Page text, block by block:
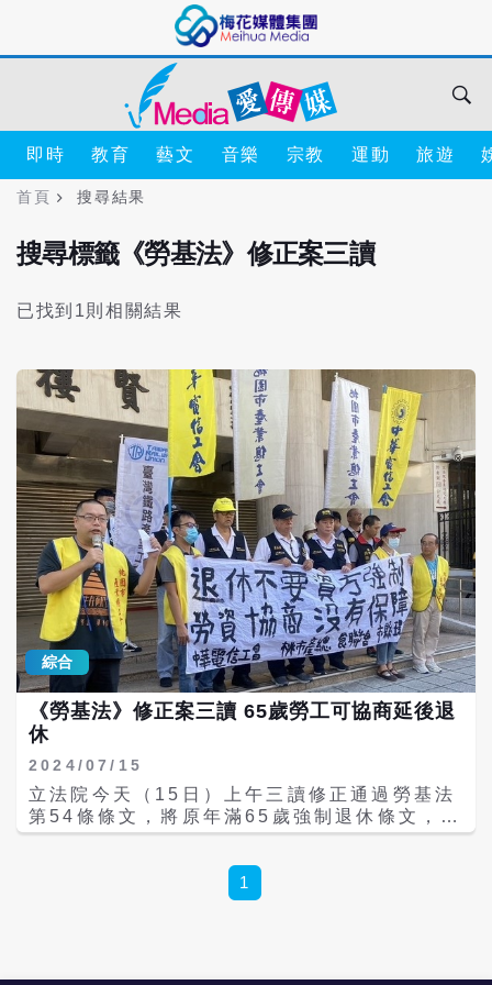
即時 教育 藝文 音樂 宗教 運動 旅遊
首頁 搜尋結果
搜尋標籤《勞基法》修正案三讀
已找到1則相關結果
綜合
《勞基法》修正案三讀 65歲勞工可協商延後退
休
2024/07/15
立法院今天（15日）上午三讀修正通過勞基法
第54條條文，將原年滿65歲強制退休條文，增
列經勞僱雙方協商後，得延後強制勞工退休年
勞工有差別對待，否則最高可處新台幣150
1